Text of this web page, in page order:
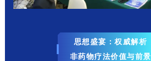
思想盛宴：权威解析
非药物疗法价值与前景